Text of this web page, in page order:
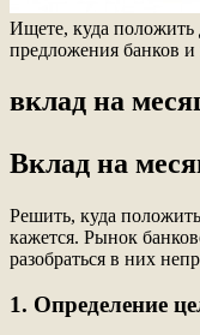
Ищете, куда положить
предложения банков
вклад на
Вклад на
Решить, куда
кажется. Рынок
разобраться в них
1. Определение